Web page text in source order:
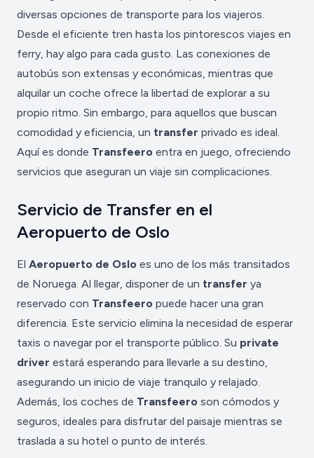
diversas opciones de transporte para los viajeros.
Desde el eficiente tren hasta los pintorescos viajes en
ferry, hay algo para cada gusto. Las conexiones de
autobús son extensas y económicas, mientras que
alquilar un coche ofrece la libertad de explorar a su
propio ritmo. Sin embargo, para aquellos que buscan
comodidad y eficiencia, un transfer privado es ideal.
Aquí es donde Transfeero entra en juego, ofreciendo
servicios que aseguran un viaje sin complicaciones.
Servicio de Transfer en el
Aeropuerto de Oslo
El Aeropuerto de Oslo es uno de los más transitados
de Noruega. Al llegar, disponer de un transfer ya
reservado con Transfeero puede hacer una gran
diferencia. Este servicio elimina la necesidad de esperar
taxis o navegar por el transporte público. Su private
driver estará esperando para llevarle a su destino,
asegurando un inicio de viaje tranquilo y relajado.
Además, los coches de Transfeero son cómodos y
seguros, ideales para disfrutar del paisaje mientras se
traslada a su hotel o punto de interés.